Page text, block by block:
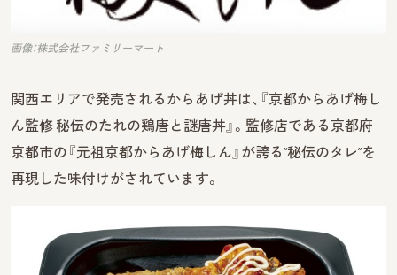
画像：株式会社ファミリーマート
関西エリアで発売されるからあげ丼は、『京都からあげ梅し
ん監修 秘伝のたれの鶏唐と謎唐丼』。監修店である京都府
京都市の『元祖京都からあげ梅しん』が誇る“秘伝のタレ”を
再現した味付けがされています。